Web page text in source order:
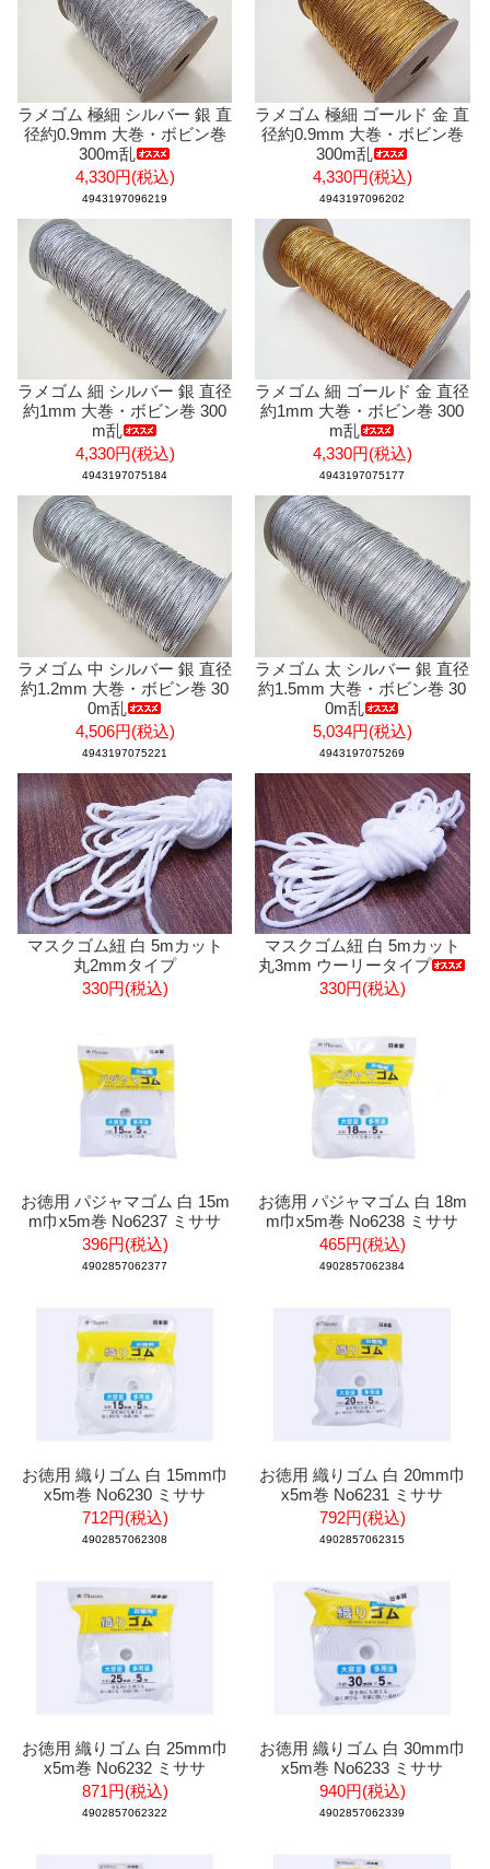
ラメゴム 極細 シルバー 銀 直
径約0.9mm 大巻・ボビン巻
300m乱
4,330円(税込)
4943197096219
ラメゴム 極細 ゴールド 金 直
径約0.9mm 大巻・ボビン巻
300m乱
4,330円(税込)
4943197096202
ラメゴム 細 シルバー 銀 直径
約1mm 大巻・ボビン巻 300
m乱
4,330円(税込)
4943197075184
ラメゴム 細 ゴールド 金 直径
約1mm 大巻・ボビン巻 300
m乱
4,330円(税込)
4943197075177
ラメゴム 中 シルバー 銀 直径
約1.2mm 大巻・ボビン巻 30
0m乱
4,506円(税込)
4943197075221
ラメゴム 太 シルバー 銀 直径
約1.5mm 大巻・ボビン巻 30
0m乱
5,034円(税込)
4943197075269
マスクゴム紐 白 5mカット
丸2mmタイプ
330円(税込)
マスクゴム紐 白 5mカット
丸3mm ウーリータイプ
330円(税込)
お徳用 パジャマゴム 白 15m
m巾x5m巻 No6237 ミササ
396円(税込)
4902857062377
お徳用 パジャマゴム 白 18m
m巾x5m巻 No6238 ミササ
465円(税込)
4902857062384
お徳用 織りゴム 白 15mm巾
x5m巻 No6230 ミササ
712円(税込)
4902857062308
お徳用 織りゴム 白 20mm巾
x5m巻 No6231 ミササ
792円(税込)
4902857062315
お徳用 織りゴム 白 25mm巾
x5m巻 No6232 ミササ
871円(税込)
4902857062322
お徳用 織りゴム 白 30mm巾
x5m巻 No6233 ミササ
940円(税込)
4902857062339